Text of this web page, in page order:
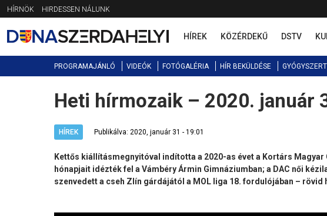
Jump
to
navigation
HÍRNÖK HIRDESSEN NÁLUNK
HÍREK KÖZÉRDEKŰ DSTV
PROGRAMAJÁNLÓ VIDEÓK FOTÓGALÉRIA HÍR BEKÜLDÉSE
Back
to
Heti hírmozaik – 2020. január
HÍREK Publikálva: 2020, január 31 - 19:01
Kettős kiállításmegnyitóval indította a 2020-as évet a Kortárs
hónapjait idézték fel a Vámbéry Ármin Gimnáziumban; a DAC női
szenvedett a cseh Zlín gárdájától a MOL liga 18. fordulójában – rövid